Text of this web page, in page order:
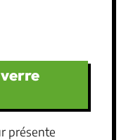
présente